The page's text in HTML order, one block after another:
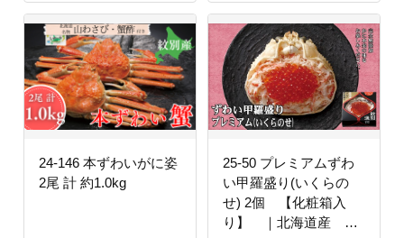
24-146 本ずわいがに姿
2尾 計 約1.0kg
25-50 プレミアムずわ
い甲羅盛り(いくらの
せ) 2個 【化粧箱入
り】 ｜北海道産 ず